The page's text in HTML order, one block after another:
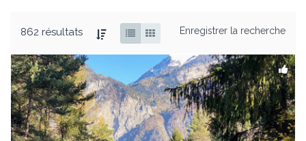
862 résultats Enregistrer la recherche